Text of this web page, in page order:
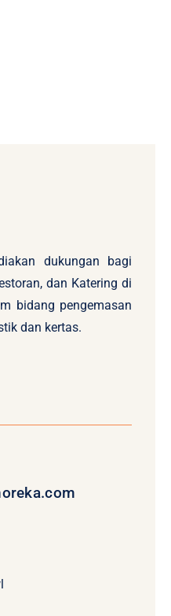
dukungan bagi
dan Katering di
bidang pengemasan
dan kertas.